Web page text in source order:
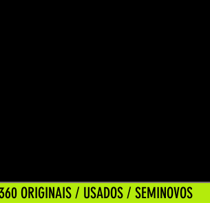
ORIGINAIS / USADOS / SEMINOVOS